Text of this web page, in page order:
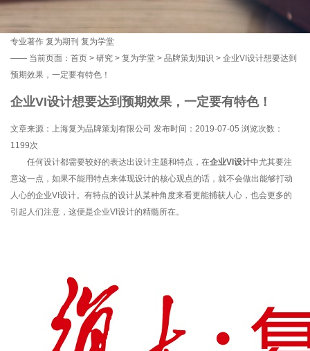
专业著作 复为期刊 复为学堂
—— 当前页面： 首页 > 研究 > 复为学堂 > 品牌策划知识 > 企业VI设计想要达到
预期效果，一定要有特色！
企业VI设计想要达到预期效果，一定要有特色！
文章来源：上海复为品牌策划有限公司 发布时间：2019-07-05 浏览次数：
1199次
任何设计都需要较好的表达出设计主题和特点，在企业VI设计中尤其要注
意这一点，如果不能用特点来体现设计的核心观点的话，就不会做出能够打动
人心的企业VI设计。有特点的设计从某种角度来看更能捕获人心，也会更多的
引起人们注意，这便是企业VI设计的精髓所在。